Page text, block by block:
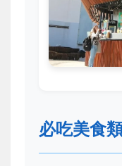
必吃美食